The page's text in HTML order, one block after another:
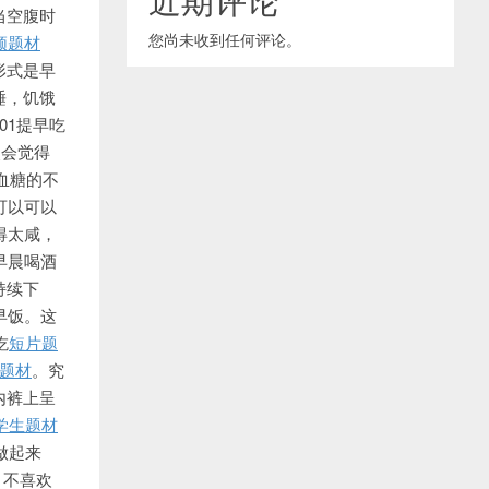
空腹时
题材
式是早
，饥饿
提早吃
觉得
糖的不
以可以
咸，
晨喝酒
续下
饭。这
短片题
材。究
裤上呈
生题材
起来
喜欢
您尚未收到任何评论。